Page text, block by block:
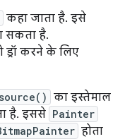
कहा जाता है. इसे
सकता है.
ड्रॉ करने के लिए
का इस्तेमाल
है. इससे Painter
होता